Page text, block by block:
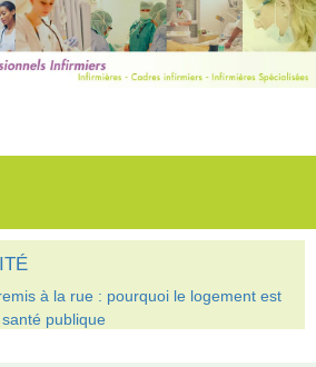
à la rue : pourquoi le logement est
publique